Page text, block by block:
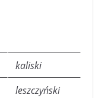
kaliski
leszczyński